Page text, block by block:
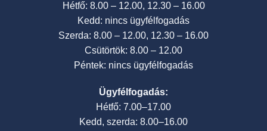
Hétfő: 8.00 – 12.00, 12.30 – 16.00
Kedd: nincs ügyfélfogadás
Szerda: 8.00 – 12.00, 12.30 – 16.00
Csütörtök: 8.00 – 12.00
Péntek: nincs ügyfélfogadás
Ügyfélfogadás:
Hétfő: 7.00–17.00
Kedd, szerda: 8.00–16.00